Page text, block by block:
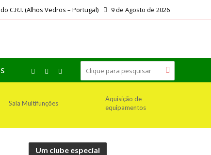
C.R.I. (Alhos Vedros – Portugal) 9 de Agosto de 2026
Sala Multifunções
Aquisição de
equipamentos
Um clube especial